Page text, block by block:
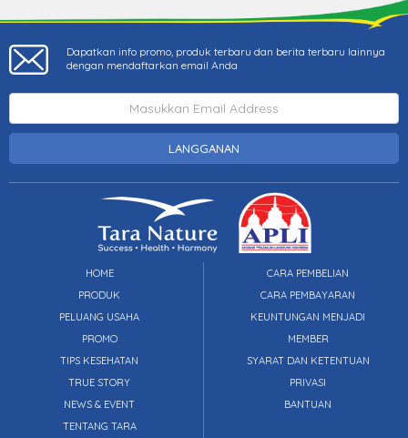
Dapatkan info promo, produk terbaru dan berita terbaru lainnya
dengan mendaftarkan email Anda
LANGGANAN
HOME
PRODUK
PELUANG USAHA
PROMO
TIPS KESEHATAN
TRUE STORY
NEWS & EVENT
TENTANG TARA
CARA PEMBELIAN
CARA PEMBAYARAN
KEUNTUNGAN MENJADI
MEMBER
SYARAT DAN KETENTUAN
PRIVASI
BANTUAN